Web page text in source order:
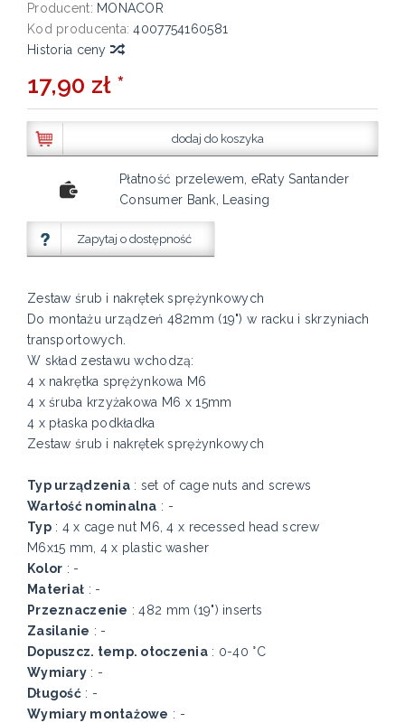
Producent: MONACOR
Kod producenta: 4007754160581
Historia ceny
17,90 zł *
dodaj do koszyka
Płatność przelewem, eRaty Santander
Consumer Bank, Leasing
Zapytaj o dostępność
Zestaw śrub i nakrętek sprężynkowych
Do montażu urządzeń 482mm (19") w racku i skrzyniach
transportowych.
W skład zestawu wchodzą:
4 x nakrętka sprężynkowa M6
4 x śruba krzyżakowa M6 x 15mm
4 x płaska podkładka
Zestaw śrub i nakrętek sprężynkowych
Typ urządzenia: set of cage nuts and screws
Wartość nominalna : -
Typ: 4 x cage nut M6, 4 x recessed head screw
M6x15 mm, 4 x plastic washer
Kolor : -
Materiał : -
Przeznaczenie : 482 mm (19") inserts
Zasilanie : -
Dopuszcz. temp. otoczenia : 0-40 °C
Wymiary: -
Długość: -
Wymiary montażowe : -